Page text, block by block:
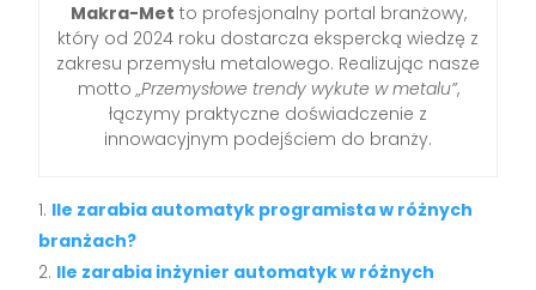
Makra-Met to profesjonalny portal branżowy,
który od 2024 roku dostarcza ekspercką wiedzę z
zakresu przemysłu metalowego. Realizując nasze
motto„Przemysłowe trendy wykute w metalu”,
łączymy praktyczne doświadczenie z
innowacyjnym podejściem do branży.
Ile zarabia automatyk programista w różnych
branżach?
Ile zarabia inżynier automatyk w różnych